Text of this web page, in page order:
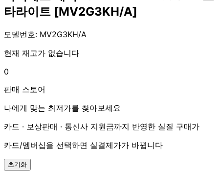
타라이트 [MV2G3KH/A]
모델번호: MV2G3KH/A
현재 재고가 없습니다
0
판매 스토어
나에게 맞는 최저가를 찾아보세요
카드 · 보상판매 · 통신사 지원금까지 반영한 실질 구매가
카드/멤버십을 선택하면 실결제가가 바뀝니다
초기화